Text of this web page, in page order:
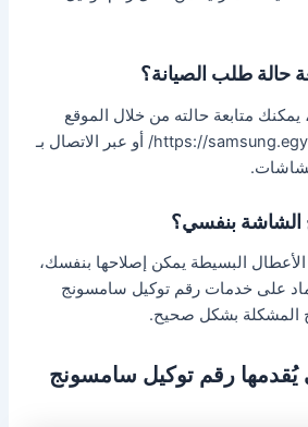
يمكنك متابعة حالته من خلال الموقع
الرسمي https://samsung.egyptagent.com/ أو عبر الاتصال بـ
البسيطة يمكن إصلاحها بنفسك،
على خدمات رقم توكيل سامسونج
المشكلة بشكل صحيح.
يُقدمها رقم توكيل سامسونج